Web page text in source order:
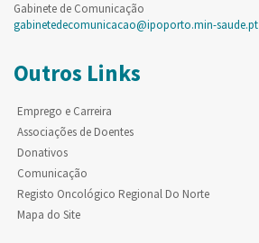
Gabinete de Comunicação
gabinetedecomunicacao@ipoporto.min-saude.pt
Outros Links
Emprego e Carreira
Associações de Doentes
Donativos
Comunicação
Registo Oncológico Regional Do Norte
Mapa do Site